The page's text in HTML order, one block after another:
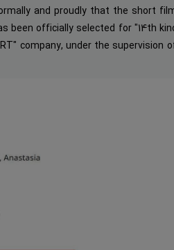
and proudly that the short
been officially selected for "14th
company, under the supervision